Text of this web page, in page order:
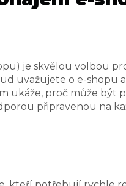
je skvělou volbou
uvažujete o e-shopu
ukáže, proč může být
připravenou na